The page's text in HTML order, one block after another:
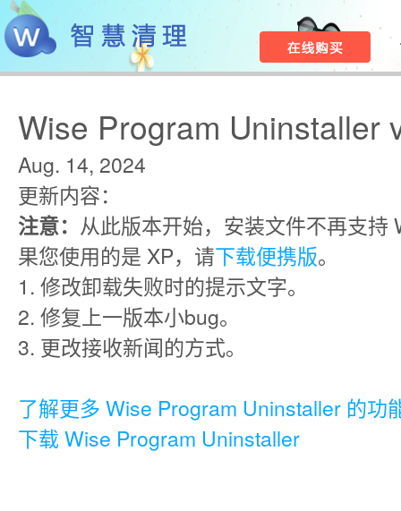
Wise Program Uninstaller
Aug. 14, 2024
更新内容：
注意： 从此版本开始，安装文件不再支持
果您使用的是 XP，请下载便携版。
1. 修改卸载失败时的提示文字。
2. 修复上一版本小bug。
3. 更改接收新闻的方式。
了解更多 Wise Program Uninstaller 的功
下载 Wise Program Uninstaller